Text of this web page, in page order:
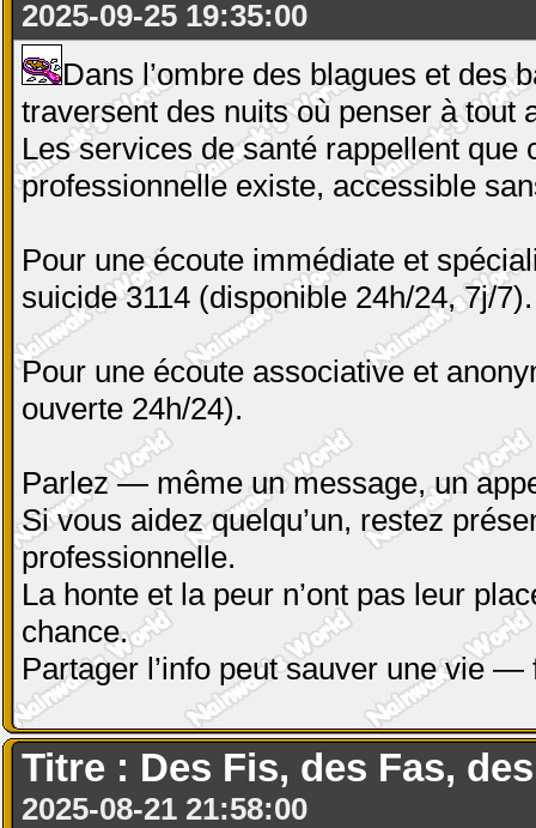
2025-09-25 19:35:00
Dans l’ombre des blagues et des
traversent des nuits où penser à tout
Les services de santé rappellent que
professionnelle existe, accessible
Pour une écoute immédiate et
suicide 3114 (disponible 24h/24, 7j/7).
Pour une écoute associative et
ouverte 24h/24).
Parlez — même un message, un
Si vous aidez quelqu’un, restez
professionnelle.
La honte et la peur n’ont pas leur
chance.
Partager l’info peut sauver une vie
Titre : Des Fis, des Fas,
2025-08-21 21:58:00